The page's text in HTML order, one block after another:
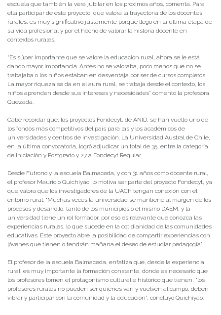
escuela que también la verá jubilar en los próximos años, comenta. Para
ella participar de este proyecto, que valora la trayectoria de los docentes
rurales, es muy significativo justamente porque llegó en la última etapa de
su vida profesional y por el hecho de valorar la historia docente en
contextos rurales.
“Es súper importante que se valore la educación rural, ahora se le está
dando mayor importancia. Antes no se valoraba, poco menos que no se
trabajaba o los niños estaban en desventaja por ser de cursos completos.
La mayor riqueza se da en el aura rural, se trabaja desde el contexto, los
niños aprenden desde sus intereses y necesidades” comentó la profesora
Quezada.
Cabe recordar que, los proyectos Fondecyt, de ANID, se han vuelto uno de
los fondos más competitivos del país para las y los académicos de
universidades y centros de investigación. La Universidad Austral de Chile,
en la última convocatoria, logró adjudicar un total de 35, entre la categoría
de Iniciación y Postgrado y 27 a Fondecyt Regular.
Desde Futrono y la escuela Balmaceda, y con 31 años como docente rural,
el profesor Mauricio Quichiyao, lo motiva ser parte del proyecto Fondecyt, ya
que valora que los investigadores de la UACh tengan conexión con el
entorno rural. “Muchas veces la universidad se mantiene al margen de los
procesos y desarrollo, tanto de los municipios o el mismo DAEM, y la
universidad tiene un rol formador, por eso es relevante que conozca las
experiencias rurales, lo que sucede en la cotidianidad de las comunidades
educativas. Este proyecto abre la posibilidad de compartir experiencias con
jóvenes que tienen o tendrán mañana el deseo de estudiar pedagogía”.
El profesor de la escuela Balmaceda, enfatiza que, desde la experiencia
rural, es muy importante la formación constante, donde es necesario que
los profesores tomen el protagonismo cultural e histórico que tienen, “los
profesores rurales no pueden ser quienes van y vuelven al campo, deben
vibrar y participar con la comunidad y la educación”, concluyó Quichiyao.